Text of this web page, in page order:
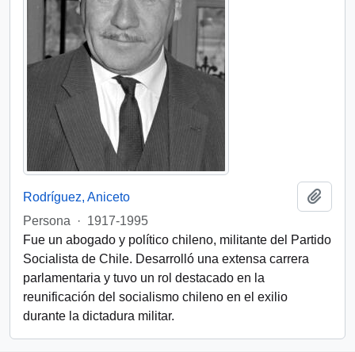
Rodríguez, Aniceto
Persona
· 1917-1995
Fue un abogado y político chileno, militante del Partido
Socialista de Chile. Desarrolló una extensa carrera
parlamentaria y tuvo un rol destacado en la
reunificación del socialismo chileno en el exilio
durante la dictadura militar.